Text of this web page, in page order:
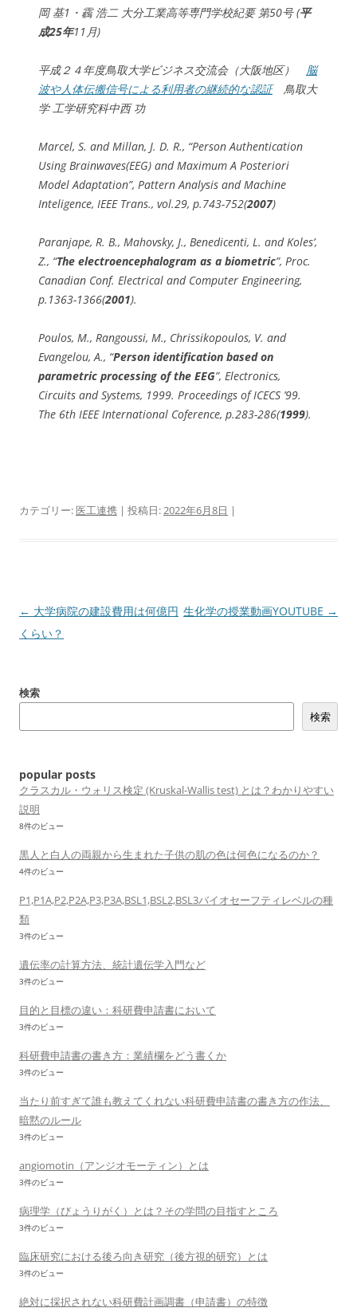
岡 基1・靏 浩二 大分工業高等専門学校紀要 第50号 (平
成25年11月)
平成２４年度鳥取大学ビジネス交流会（大阪地区） 脳
波や人体伝搬信号による利用者の継続的な認証鳥取大
学 工学研究科中西 功
Marcel, S. and Millan, J. D. R., “Person Authentication
Using Brainwaves(EEG) and Maximum A Posteriori
Model Adaptation”, Pattern Analysis and Machine
Inteligence, IEEE Trans., vol.29, p.743-752(2007)
Paranjape, R. B., Mahovsky, J., Benedicenti, L. and Koles’,
Z., “The electroencephalogram as a biometric”, Proc.
Canadian Conf. Electrical and Computer Engineering,
p.1363-1366(2001).
Poulos, M., Rangoussi, M., Chrissikopoulos, V. and
Evangelou, A., “Person identification based on
parametric processing of the EEG”, Electronics,
Circuits and Systems, 1999. Proceedings of ICECS ’99.
The 6th IEEE International Coference, p.283-286(1999).
カテゴリー:医工連携 | 投稿日:2022年6月8日 |
投
稿
ゲ
ン
← 大学病院の建設費用は何億円
くらい？
生化学の授業動画YOUTUBE →
検索
検索
popular posts
クラスカル・ウォリス検定 (Kruskal-Wallis test) とは？わかりやすい
説明
8件のビュー
黒人と白人の両親から生まれた子供の肌の色は何色になるのか？
4件のビュー
P1,P1A,P2,P2A,P3,P3A,BSL1,BSL2,BSL3バイオセーフティレベルの種
類
3件のビュー
遺伝率の計算方法、統計遺伝学入門など
3件のビュー
目的と目標の違い：科研費申請書において
3件のビュー
科研費申請書の書き方：業績欄をどう書くか
3件のビュー
当たり前すぎて誰も教えてくれない科研費申請書の書き方の作法、
暗黙のルール
3件のビュー
angiomotin（アンジオモーティン）とは
3件のビュー
病理学（びょうりがく）とは？その学問の目指すところ
3件のビュー
臨床研究における後ろ向き研究（後方視的研究）とは
3件のビュー
絶対に採択されない科研費計画調書（申請書）の特徴